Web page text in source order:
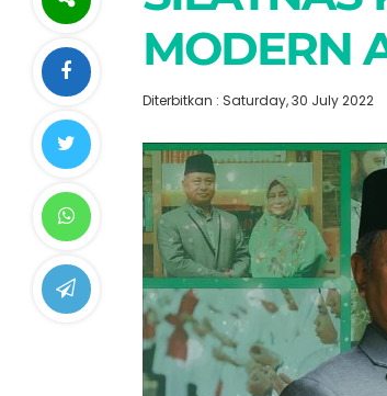
MODERN
Diterbitkan : Saturday, 30 July 2022